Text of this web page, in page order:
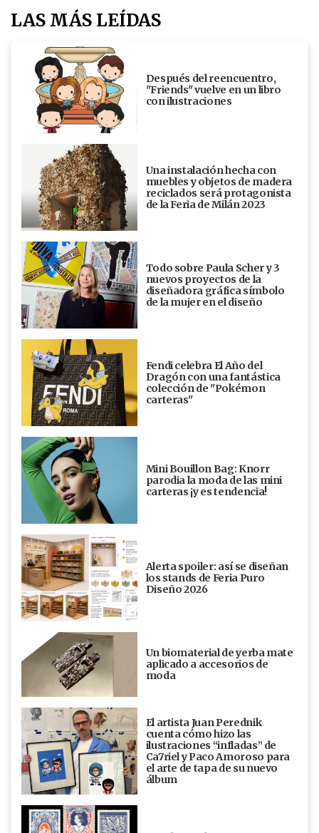
LAS MÁS LEÍDAS
Después del reencuentro,
"Friends" vuelve en un libro
con ilustraciones
Una instalación hecha con
muebles y objetos de madera
reciclados será protagonista
de la Feria de Milán 2023
Todo sobre Paula Scher y 3
nuevos proyectos de la
diseñadora gráfica símbolo
de la mujer en el diseño
Fendi celebra El Año del
Dragón con una fantástica
colección de "Pokémon
carteras"
Mini Bouillon Bag: Knorr
parodia la moda de las mini
carteras ¡y es tendencia!
Alerta spoiler: así se diseñan
los stands de Feria Puro
Diseño 2026
Un biomaterial de yerba mate
aplicado a accesorios de
moda
El artista Juan Perednik
cuenta cómo hizo las
ilustraciones “infladas” de
Ca7riel y Paco Amoroso para
el arte de tapa de su nuevo
álbum